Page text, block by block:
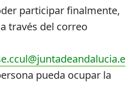
participar finalmente,
través del correo
pueda ocupar la